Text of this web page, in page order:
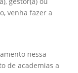
venha fazer a
nessa
de academias a